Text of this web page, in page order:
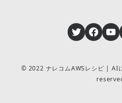
Twitter Facebook YouTube
© 2022 ナレコムAWSレシピ | AI